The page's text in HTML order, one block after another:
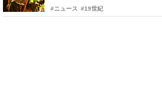
#ニュース #19世紀